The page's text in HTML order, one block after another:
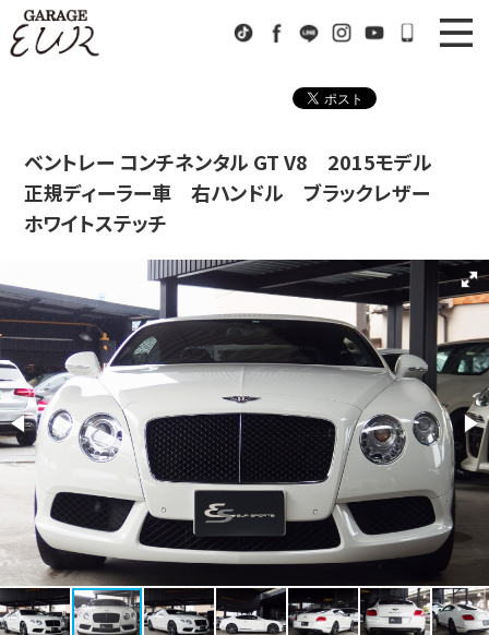
Garage EUR TikTok Facebook
LINE InstagramYoutube072-333-
在庫車情報
EURスポーツ
Factory
Company
会社概要
Access
アクセス
Contact us
お問い合わせ
ベントレー コンチネンタル GT V8 2015モデル
正規ディーラー車 右ハンドル ブラックレザー
ホワイトステッチ